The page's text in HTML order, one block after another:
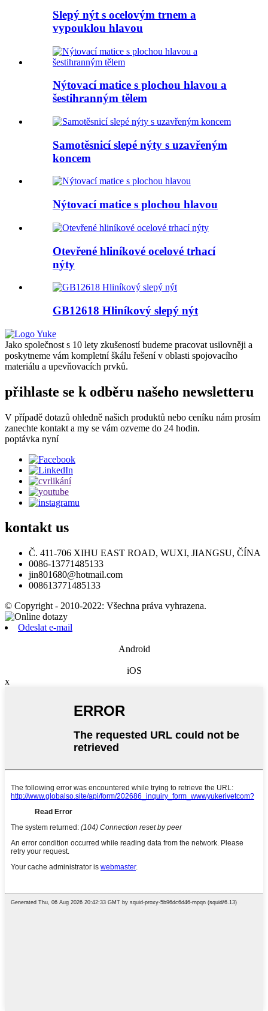
Slepý nýt s ocelovým trnem a
vypouklou hlavou
Nýtovací matice s plochou hlavou a
šestihranným tělem
Samotěsnicí slepé nýty s uzavřeným
koncem
Nýtovací matice s plochou hlavou
Otevřené hliníkové ocelové trhací
nýty
GB12618 Hliníkový slepý nýt
Jako společnost s 10 lety zkušeností budeme pracovat usilovněji a
poskytneme vám kompletní škálu řešení v oblasti spojovacího
materiálu a upevňovacích prvků.
přihlaste se k odběru našeho newsletteru
V případě dotazů ohledně našich produktů nebo ceníku nám prosím
zanechte kontakt a my se vám ozveme do 24 hodin.
poptávka nyní
kontakt us
Č. 411-706 XIHU EAST ROAD, WUXI, JIANGSU, ČÍNA
0086-13771485133
jin801680@hotmail.com
008613771485133
© Copyright - 2010-2022: Všechna práva vyhrazena.
Odeslat e-mail
Android
iOS
x